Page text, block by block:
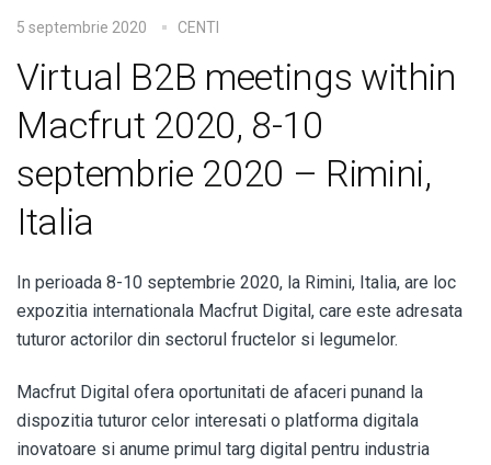
5 septembrie 2020 CENTI
Virtual B2B meetings within
Macfrut 2020, 8-10
septembrie 2020 – Rimini,
Italia
In perioada 8-10 septembrie 2020, la Rimini, Italia, are loc
expozitia internationala Macfrut Digital, care este adresata
tuturor actorilor din sectorul fructelor si legumelor.
Macfrut Digital ofera oportunitati de afaceri punand la
dispozitia tuturor celor interesati o platforma digitala
inovatoare si anume primul targ digital pentru industria